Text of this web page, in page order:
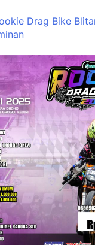
Drag Bike